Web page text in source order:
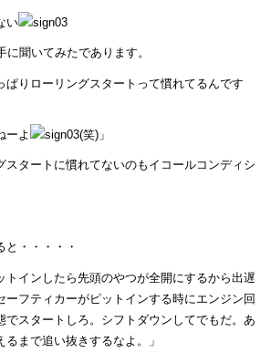
い
聞いてみたであります。
ぱりローリングスタートって慣れてるんです
ーよ (笑)」
スタートに慣れてないのもイコールコンディシ
・・・・・
トインしたら先頭のやつが全開にするから出遅
ーフティカーがピットインする時にエンジン回
でスタートしろ。シフトダウンしてでもだ。あ
まで追い抜きするなよ。」